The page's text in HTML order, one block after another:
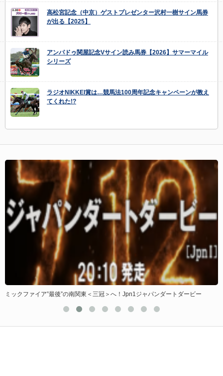
高松宮記念（中京）ゲストプレゼンター沢村一樹サイン馬券
が出る【2025】
アンパドゥ関屋記念Vサイン読み馬券【2026】サマーマイル
シリーズ
ラジオNIKKEI賞は…競馬法100周年記念キャンペーンが教え
てくれた!?
ミックファイア”最後”の南関東＜三冠＞へ！Jpn1ジャパンダートダービー